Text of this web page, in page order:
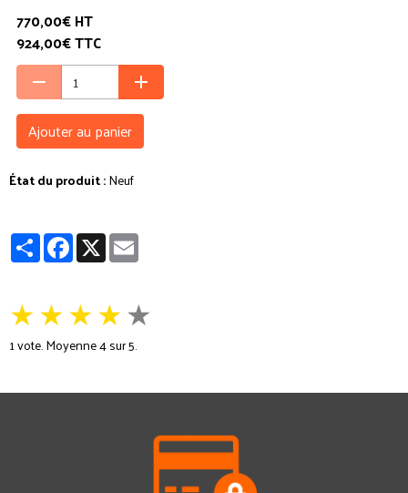
770,00€ HT
924,00€ TTC
Ajouter au panier
État du produit :Neuf
PartagerFacebook
X
★★★★★
1vote. Moyenne4sur 5.